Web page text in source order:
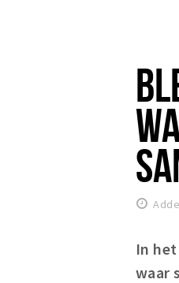
In
waar